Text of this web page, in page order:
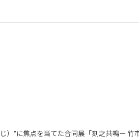
）”に焦点を当てた合同展「刻之共鳴ー 竹